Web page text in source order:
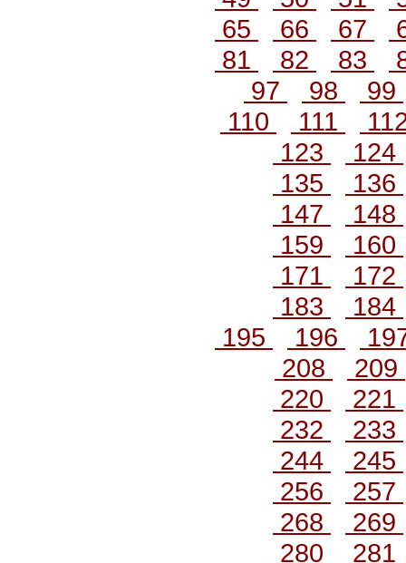
65
66 67
81
82 83
97
98
99
110
111
123
124
135
136
147
148
159
160
171
172
183
184
195
196
208
209
220
221
232
233
244
245
256
257
268
269
280
281